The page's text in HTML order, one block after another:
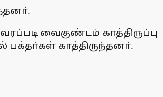
வைகுண்டம் காத்திருப்பு
காத்திருந்தனா்.